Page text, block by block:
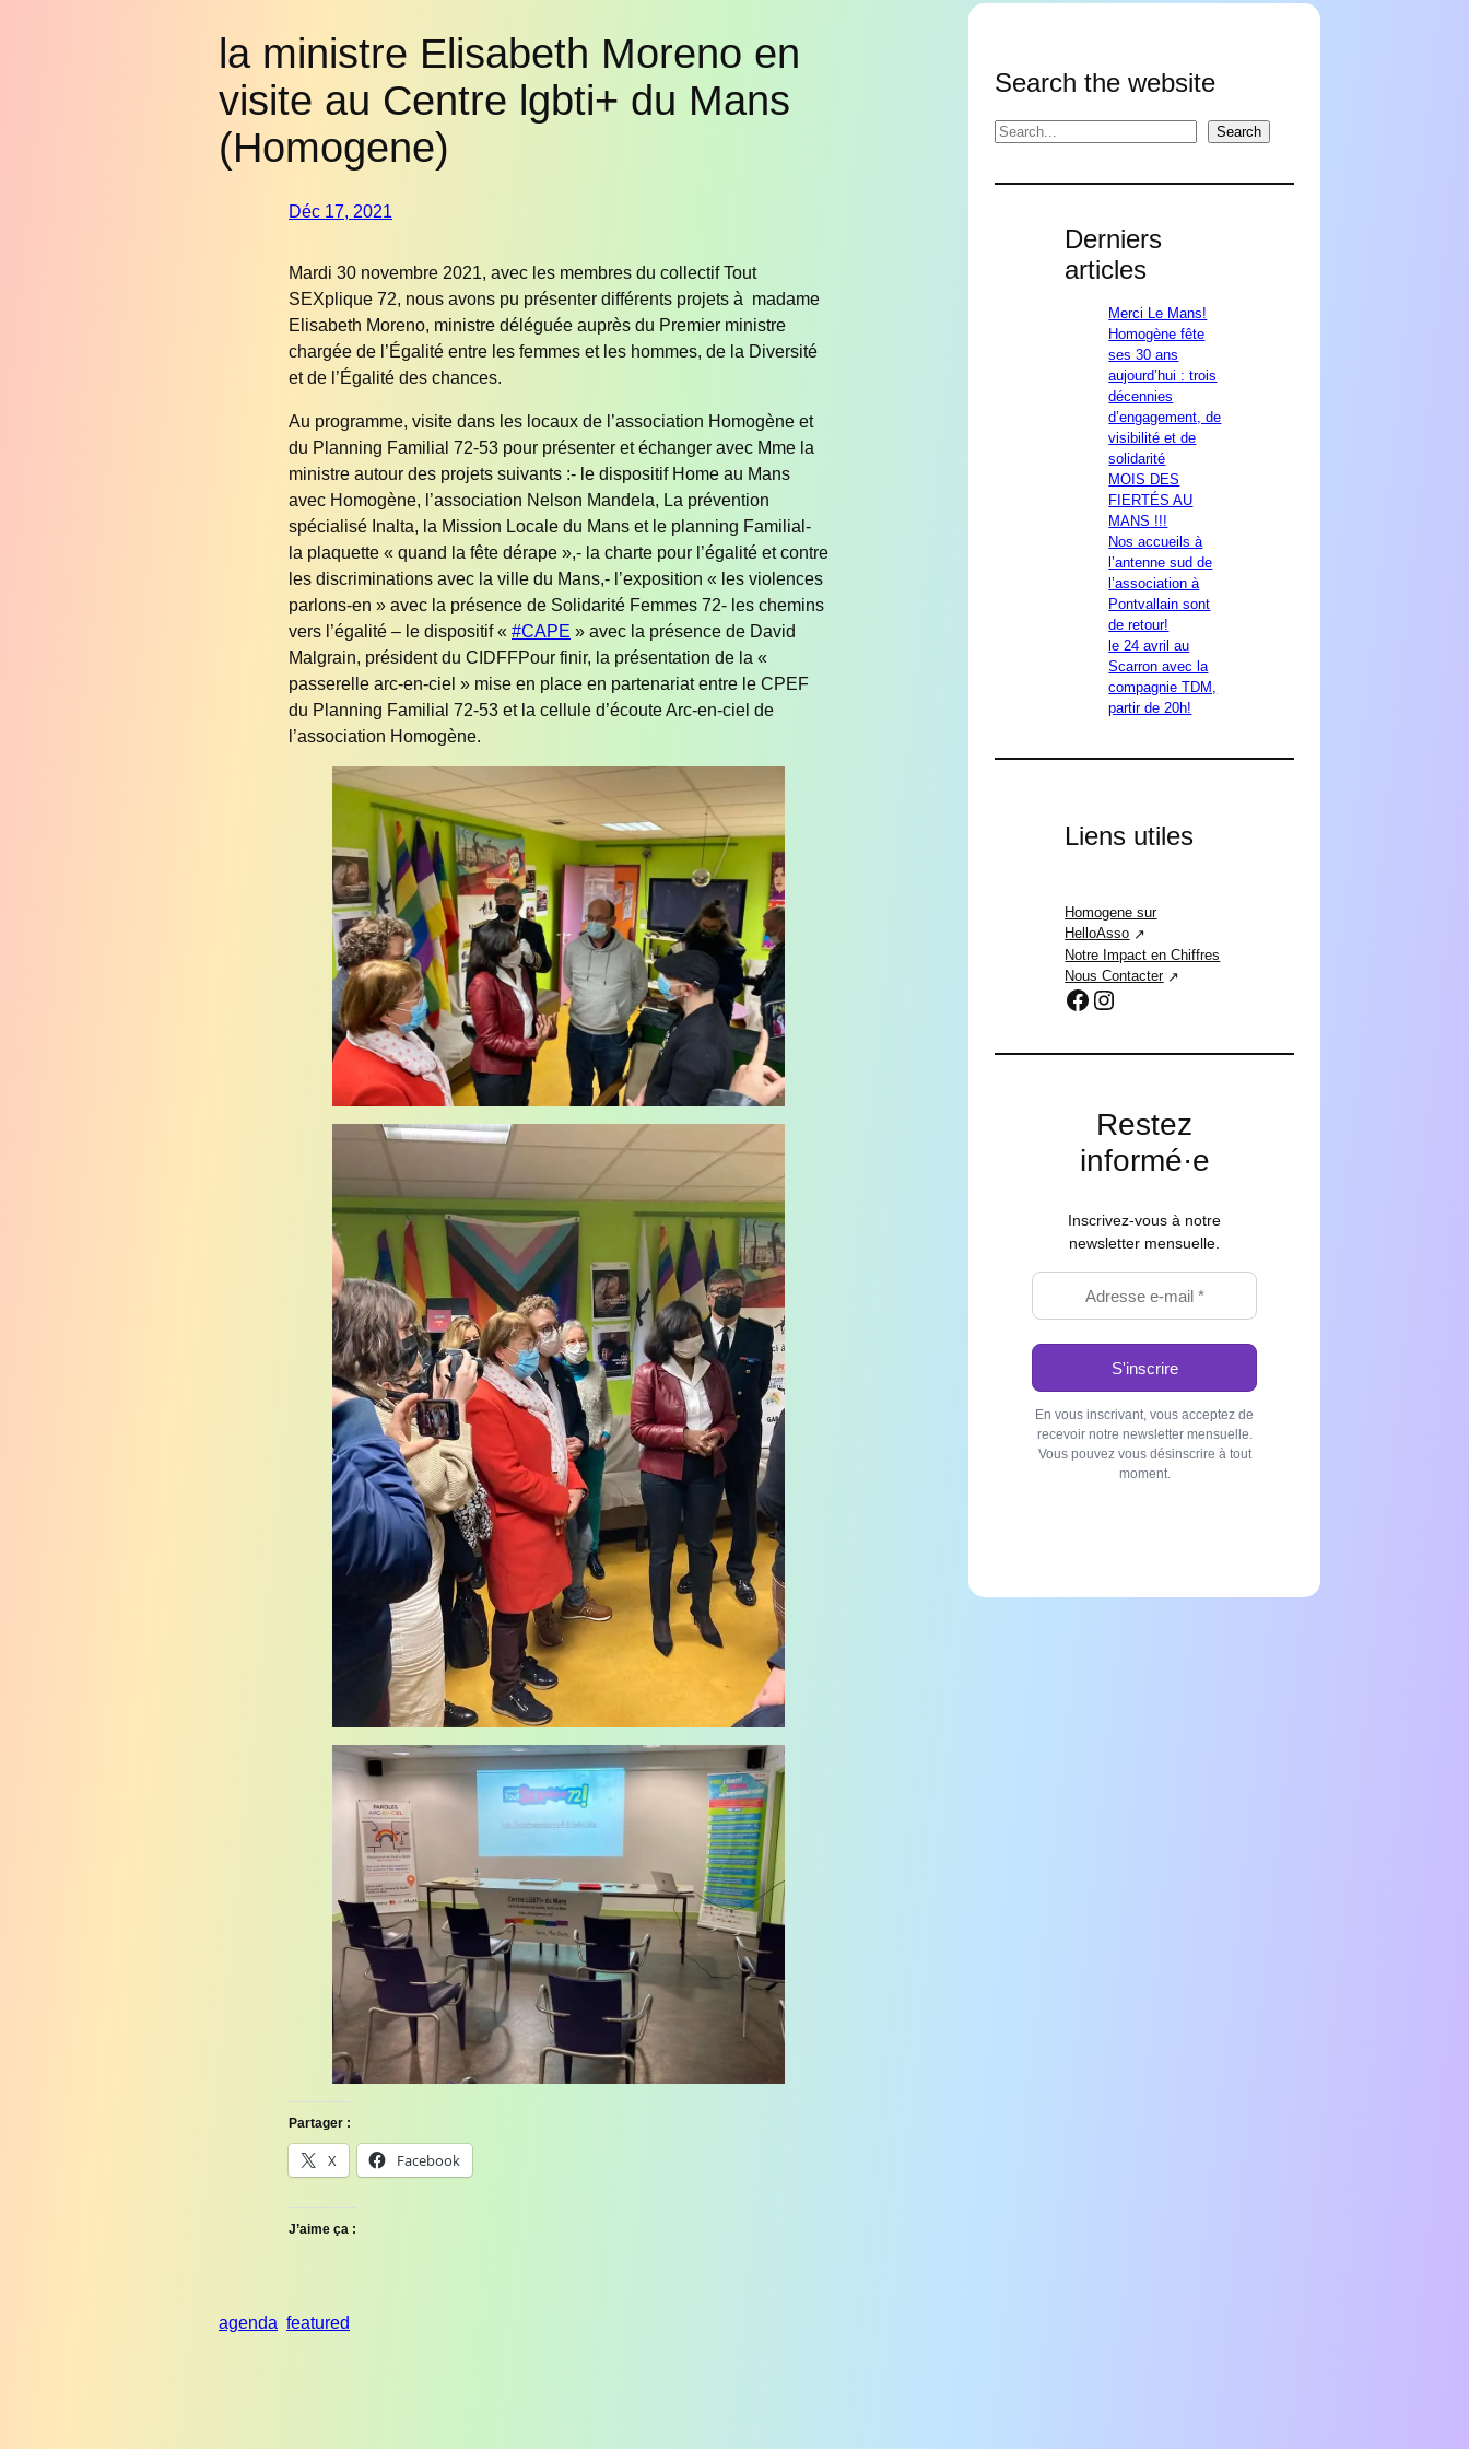
la ministre Elisabeth Moreno en
visite au Centre lgbti+ du Mans
(Homogene)
Déc 17, 2021
Mardi 30 novembre 2021, avec les membres du collectif Tout
SEXplique 72, nous avons pu présenter différents projets à madame
Elisabeth Moreno, ministre déléguée auprès du Premier ministre
chargée de l’Égalité entre les femmes et les hommes, de la Diversité
et de l’Égalité des chances.
Au programme, visite dans les locaux de l’association Homogène et
du Planning Familial 72-53 pour présenter et échanger avec Mme la
ministre autour des projets suivants :- le dispositif Home au Mans
avec Homogène, l’association Nelson Mandela, La prévention
spécialisé Inalta, la Mission Locale du Mans et le planning Familial-
la plaquette « quand la fête dérape »,- la charte pour l’égalité et contre
les discriminations avec la ville du Mans,- l’exposition « les violences
parlons-en » avec la présence de Solidarité Femmes 72- les chemins
vers l’égalité – le dispositif « #CAPE » avec la présence de David
Malgrain, président du CIDFFPour finir, la présentation de la «
passerelle arc-en-ciel » mise en place en partenariat entre le CPEF
du Planning Familial 72-53 et la cellule d’écoute Arc-en-ciel de
l’association Homogène.
Partager :
X Facebook
J’aime ça :
agenda featured
Search the website
Search Search
Derniers
articles
Merci Le Mans!
Homogène fête
ses 30 ans
aujourd’hui : trois
décennies
d’engagement, de
visibilité et de
solidarité
MOIS DES
FIERTÉS AU
MANS !!!
Nos accueils à
l’antenne sud de
l’association à
Pontvallain sont
de retour!
le 24 avril au
Scarron avec la
compagnie TDM,
partir de 20h!
Liens utiles
Homogene sur
HelloAsso
Notre Impact en Chiffres
Nous Contacter
Facebook
Instagram
Restez
informé·e
Inscrivez-vous à notre
newsletter mensuelle.
En vous inscrivant, vous acceptez de
recevoir notre newsletter mensuelle.
Vous pouvez vous désinscrire à tout
moment.